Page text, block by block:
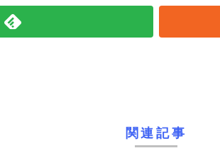
関連記事